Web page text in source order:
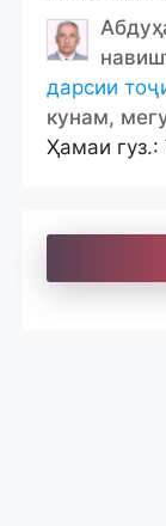
дарсии
кунам,
Ҳамаи гуз.: